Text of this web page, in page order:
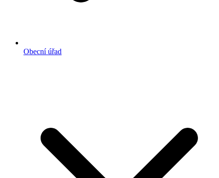
Obecní úřad